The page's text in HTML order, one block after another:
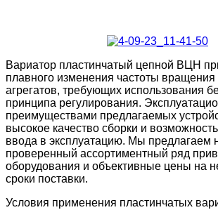
Вариатор пластинчатый цепной ВЦН
плавного изменения частоты
агрегатов, требующих использования
принципа регулирования.
преимуществами предлагаемых
высокое качество сборки и
ввода в эксплуатацию. Мы предлагаем
проверенный ассортиментный ряд
оборудования и объективные цены на
сроки поставки.
Условия применения пластинчатых